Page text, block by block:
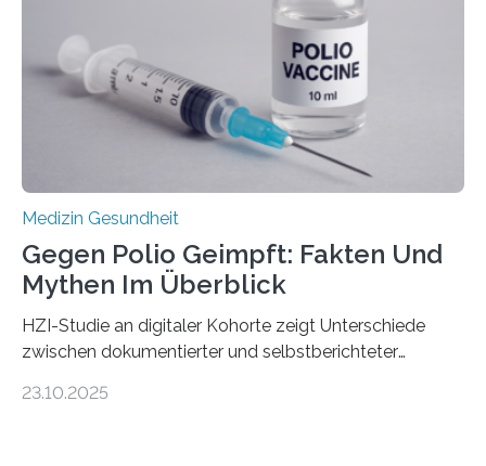
Hertie-Institut für klinische Hirnforschung am
Universitätsklinikum Tübingen haben eine solche
Schwachstelle im Erbgut einer Untergruppe des
Medulloblastoms gefunden. Die Wilhelm Sander-
Stiftung unterstützte das Projekt…
Medizin Gesundheit
Gegen Polio Geimpft: Fakten Und
Mythen Im Überblick
HZI-Studie an digitaler Kohorte zeigt Unterschiede
zwischen dokumentierter und selbstberichteter
Kinderlähmung, ist eine ansteckende Krankheit, die
23.10.2025